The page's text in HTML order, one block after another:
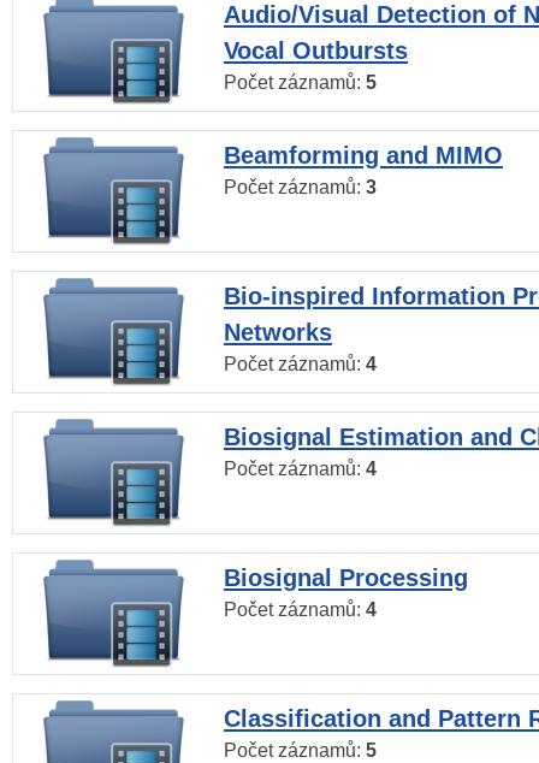
Audio/Visual Detection of
Vocal Outbursts
Počet záznamů: 5
Beamforming and MIMO
Počet záznamů: 3
Bio-inspired Information
Networks
Počet záznamů: 4
Biosignal Estimation and
Počet záznamů: 4
Biosignal Processing
Počet záznamů: 4
Classification and Pattern
Počet záznamů: 5